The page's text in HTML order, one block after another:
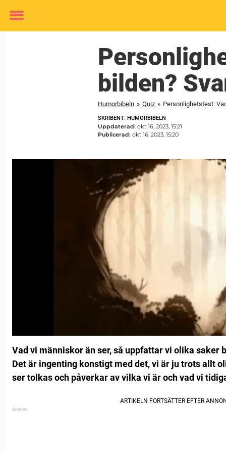
Toggle
bilden?
Humorbibeln » Quiz » Personlighetstest:
SKRIBENT: HUMORBIBELN
Uppdaterad: okt 16, 2023, 15:21
Publicerad: okt 16, 2023, 15:20
Vad vi människor än ser, så uppfattar vi olika saker
Det är ingenting konstigt med det, vi är ju trots allt
ser tolkas och påverkar av vilka vi är och vad vi